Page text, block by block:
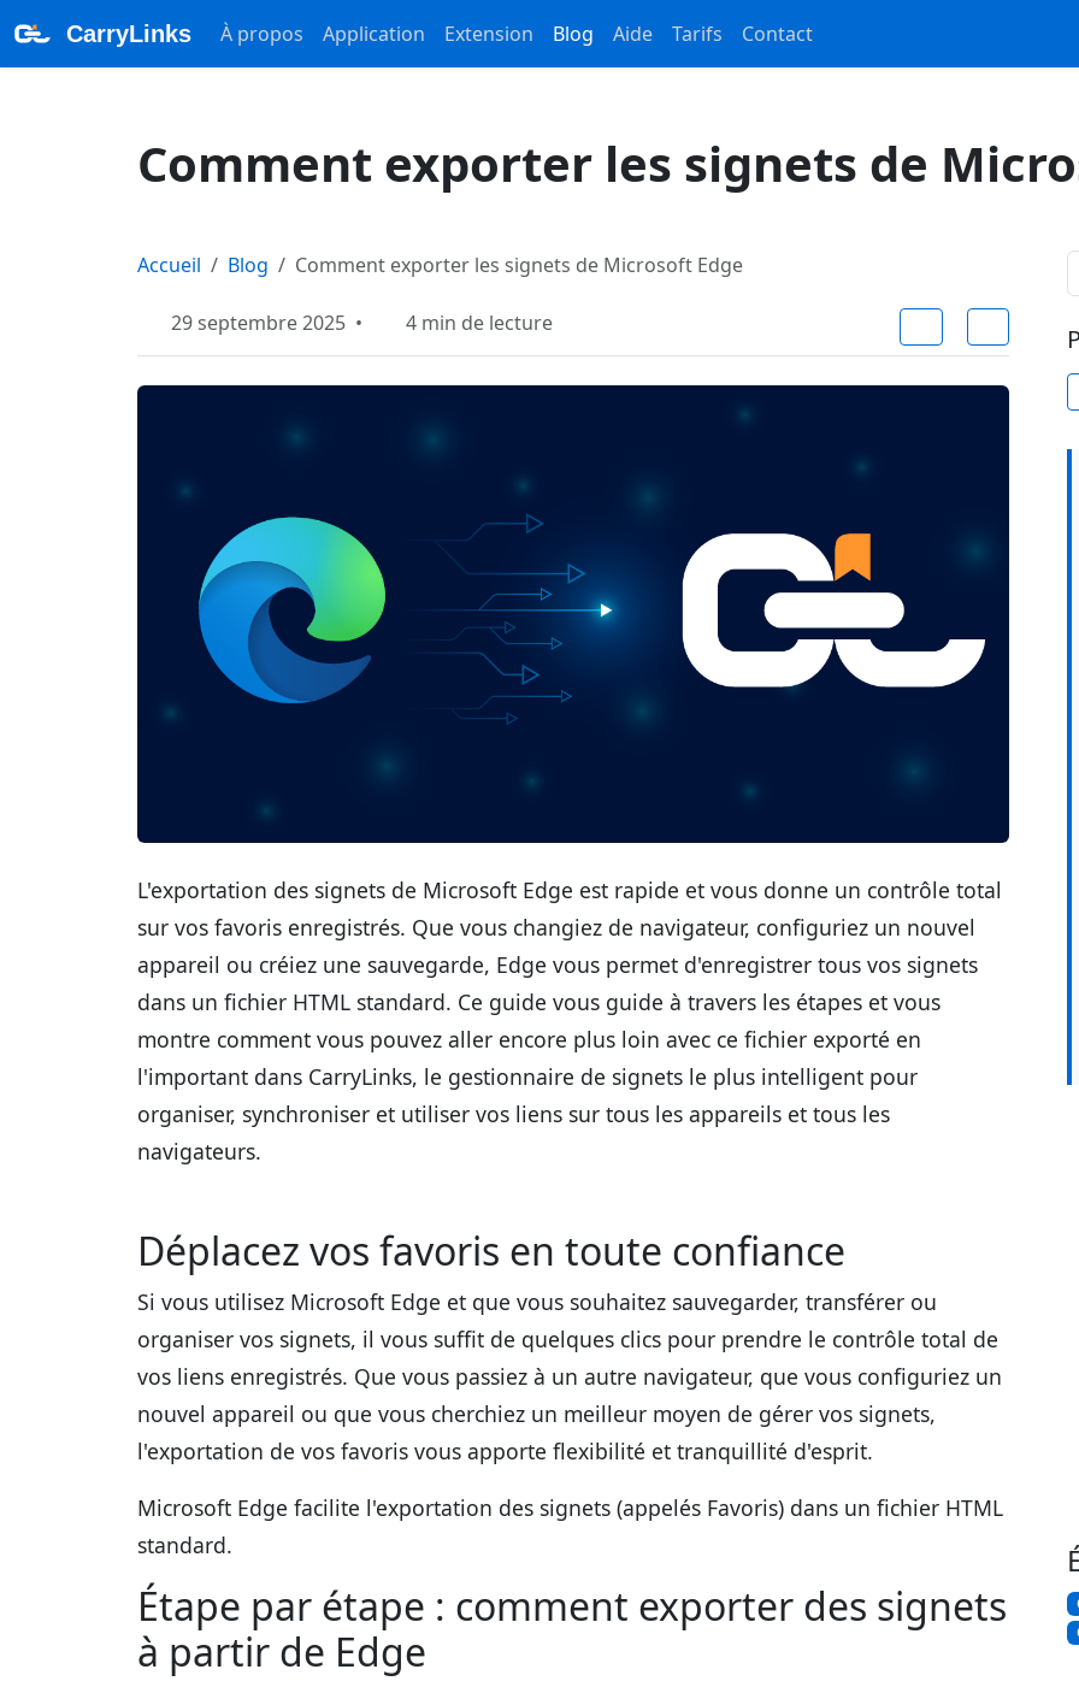
CarryLinks À propos Application Extension Blog Aide Tarifs Contact
Comment exporter les signets de
Accueil Blog Comment exporter les signets de Microsoft Edge
29 septembre 2025 • 4 min de lecture
L'exportation des signets de Microsoft Edge est rapide et vous donne un contrôle total
sur vos favoris enregistrés. Que vous changiez de navigateur, configuriez un nouvel
appareil ou créiez une sauvegarde, Edge vous permet d'enregistrer tous vos signets
dans un fichier HTML standard. Ce guide vous guide à travers les étapes et vous
montre comment vous pouvez aller encore plus loin avec ce fichier exporté en
l'important dans CarryLinks, le gestionnaire de signets le plus intelligent pour
organiser, synchroniser et utiliser vos liens sur tous les appareils et tous les
navigateurs.
Déplacez vos favoris en toute confiance
Si vous utilisez Microsoft Edge et que vous souhaitez sauvegarder, transférer ou
organiser vos signets, il vous suffit de quelques clics pour prendre le contrôle total de
vos liens enregistrés. Que vous passiez à un autre navigateur, que vous configuriez un
nouvel appareil ou que vous cherchiez un meilleur moyen de gérer vos signets,
l'exportation de vos favoris vous apporte flexibilité et tranquillité d'esprit.
Microsoft Edge facilite l'exportation des signets (appelés Favoris) dans un fichier HTML
standard.
Étape par étape : comment exporter des signets
à partir de Edge